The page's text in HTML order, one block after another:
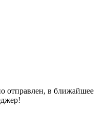
отправлен, в ближайшее